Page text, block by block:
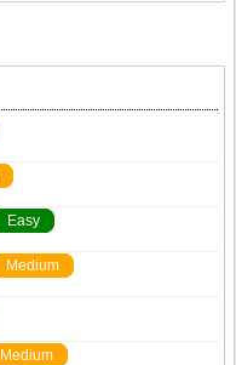
Easy
Medium
Medium